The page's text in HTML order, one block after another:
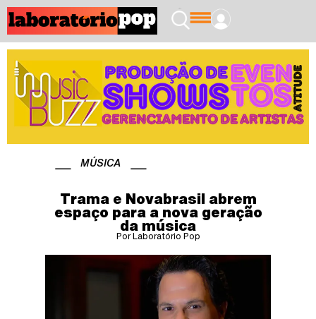
MÚSICA
Trama e Novabrasil abrem
espaço para a nova geração
da música
Por Laboratório Pop